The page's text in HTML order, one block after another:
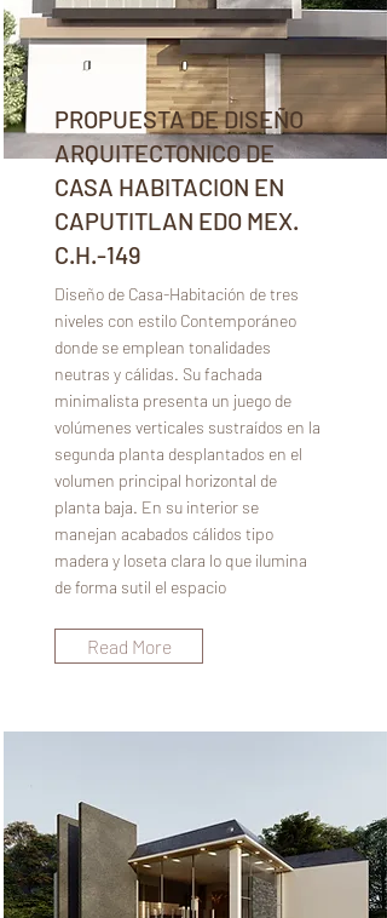
PROPUESTA DE DISEÑO
ARQUITECTONICO DE
CASA HABITACION EN
CAPUTITLAN EDO MEX.
C.H.-149
Diseño de Casa-Habitación de tres
niveles con estilo Contemporáneo
donde se emplean tonalidades
neutras y cálidas. Su fachada
minimalista presenta un juego de
volúmenes verticales sustraídos en la
segunda planta desplantados en el
volumen principal horizontal de
planta baja. En su interior se
manejan acabados cálidos tipo
madera y loseta clara lo que ilumina
de forma sutil el espacio
Read More